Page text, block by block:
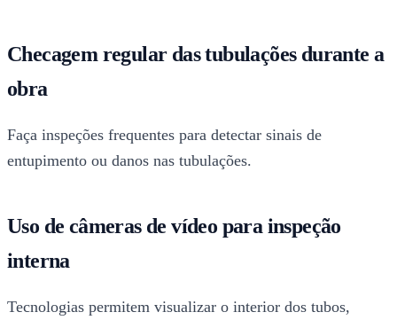
Checagem regular das tubulações durante a
obra
Faça inspeções frequentes para detectar sinais de
entupimento ou danos nas tubulações.
Uso de câmeras de vídeo para inspeção
interna
Tecnologias permitem visualizar o interior dos tubos,